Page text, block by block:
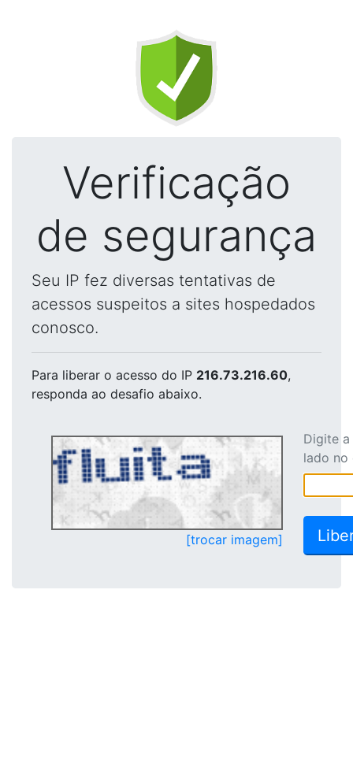
Verificação
de segurança
Seu IP fez diversas tentativas de
acessos suspeitos a sites hospedados
conosco.
Para liberar o acesso do IP 216.73.216.60,
responda ao desafio abaixo.
[trocar imagem]
Digite
lado no